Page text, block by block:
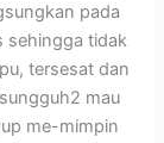
pada
sehingga tidak
tersesat dan
mau
me-mimpin